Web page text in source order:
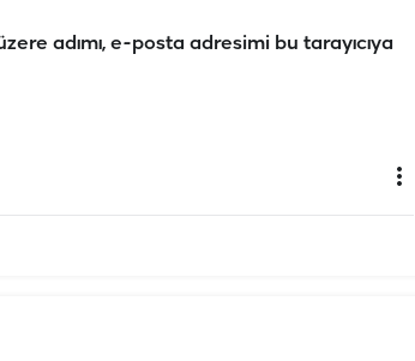
adımı, e-posta adresimi bu tarayıcıya